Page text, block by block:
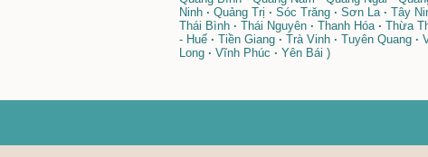
Ninh · Quảng Trị · Sóc Trăng · Sơn La· Tây
Thái Bình · Thái Nguyên · Thanh Hóa· Thừa
- Huế · Tiền Giang · Trà Vinh · Tuyên Quang ·
Long · Vĩnh Phúc · Yên Bái )